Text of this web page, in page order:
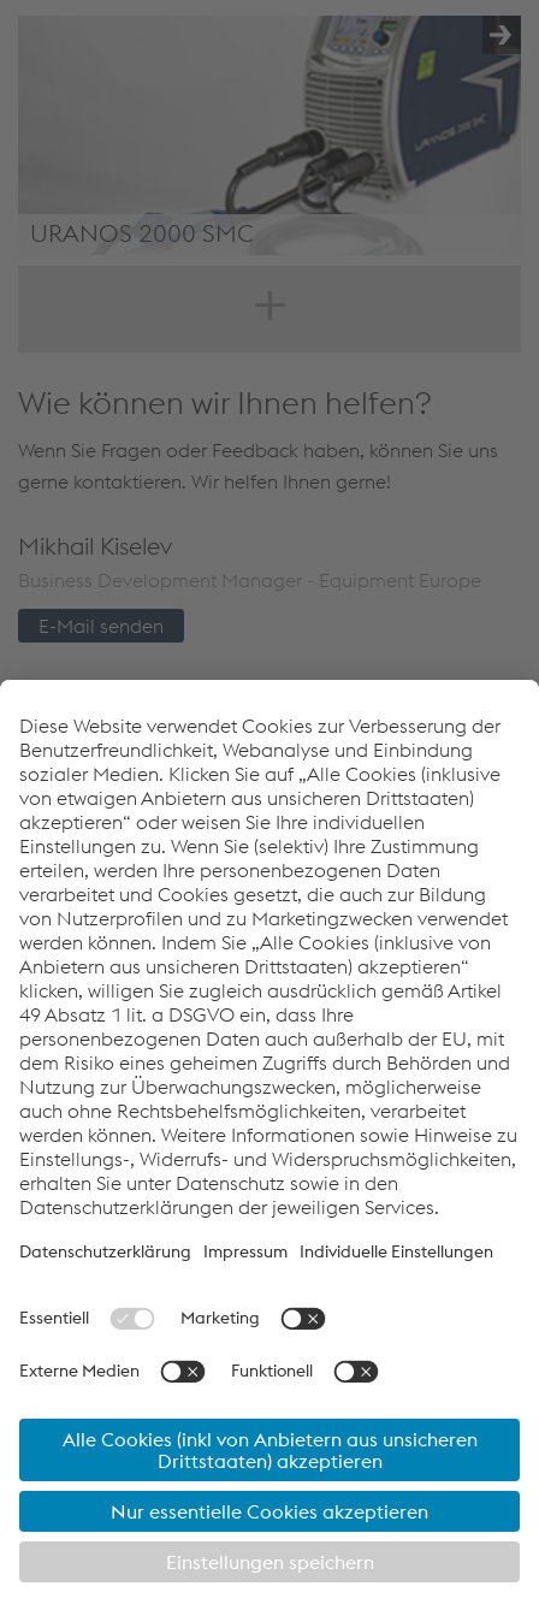
URANOS 2000 SMC
Wie können wir Ihnen helfen?
Wenn Sie Fragen oder Feedback haben, können Sie uns
gerne kontaktieren. Wir helfen Ihnen gerne!
Mikhail Kiselev
Business Development Manager - Equipment Europe
E-Mail senden
Equipment
Download Center
Böhler Welding 5 Jahre Garantieprogramm
Händlersuche
Downloads
Inverter für das Lichtbogenschweißen
PDF | 7,24 MB
TERRA NX - BroschürePDF | 2,12 MB
Links
Support & Service
Karriere
Allgemeine Geschäftsbedingungen
Verhaltenskodex
Datenschutz
Cookie-Einstellungen
Sprache
© 2026 voestalpine Böhler Welding Group GmbH